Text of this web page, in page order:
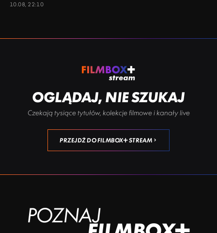
10.08, 22:10
OGLĄDAJ, NIE SZUKAJ
Czekają tysiące tytułów, kolekcje filmowe i kanały live
PRZEJDŹ DO FILMBOX+ STREAM
POZNAJ